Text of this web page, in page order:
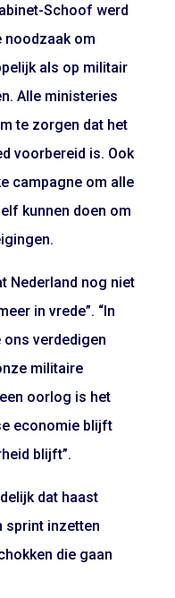
Schoof werd
noodzaak om
als op militair
Alle ministeries
te zorgen dat het
voorbereid is. Ook
campagne om alle
kunnen doen om
Nederland nog niet
in vrede”. “In
verdedigen
militaire
oorlog is het
economie blijft
blijft”.
dat haast
sprint inzetten
die gaan